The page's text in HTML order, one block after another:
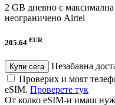
2 GB дневно с максимална
неограничено Airtel
205.64 EUR
Купи сега
Незабавна
Проверих и моят
eSIM. Проверете тук
От колко eSIM-и имаш